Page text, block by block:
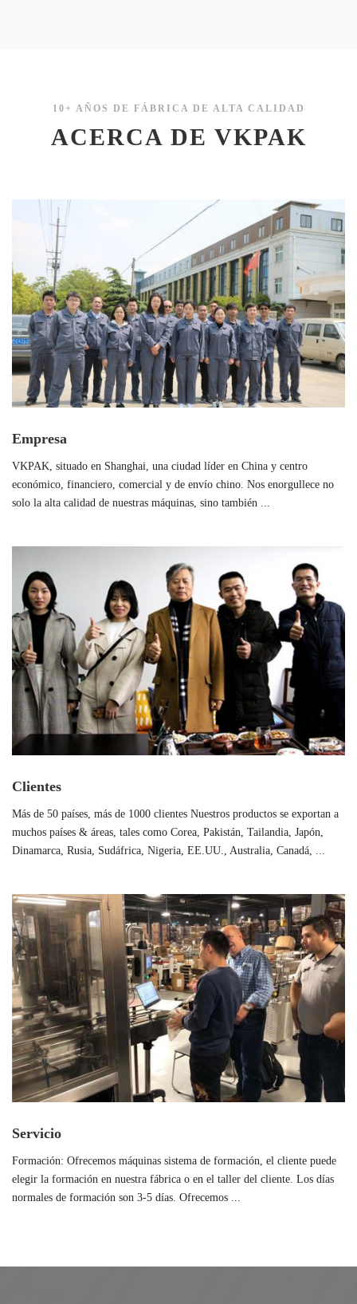
10+ AÑOS DE FÁBRICA DE ALTA CALIDAD
ACERCA DE VKPAK
Empresa
VKPAK, situado en Shanghai, una ciudad líder en China y centro
económico, financiero, comercial y de envío chino. Nos enorgullece no
solo la alta calidad de nuestras máquinas, sino también ...
Clientes
Más de 50 países, más de 1000 clientes Nuestros productos se exportan a
muchos países & áreas, tales como Corea, Pakistán, Tailandia, Japón,
Dinamarca, Rusia, Sudáfrica, Nigeria, EE.UU., Australia, Canadá, ...
Servicio
Formación: Ofrecemos máquinas sistema de formación, el cliente puede
elegir la formación en nuestra fábrica o en el taller del cliente. Los días
normales de formación son 3-5 días. Ofrecemos ...